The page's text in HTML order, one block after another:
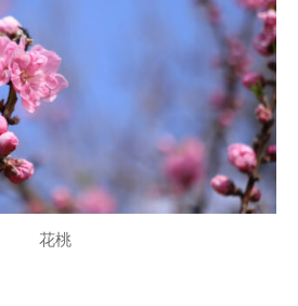
花桃